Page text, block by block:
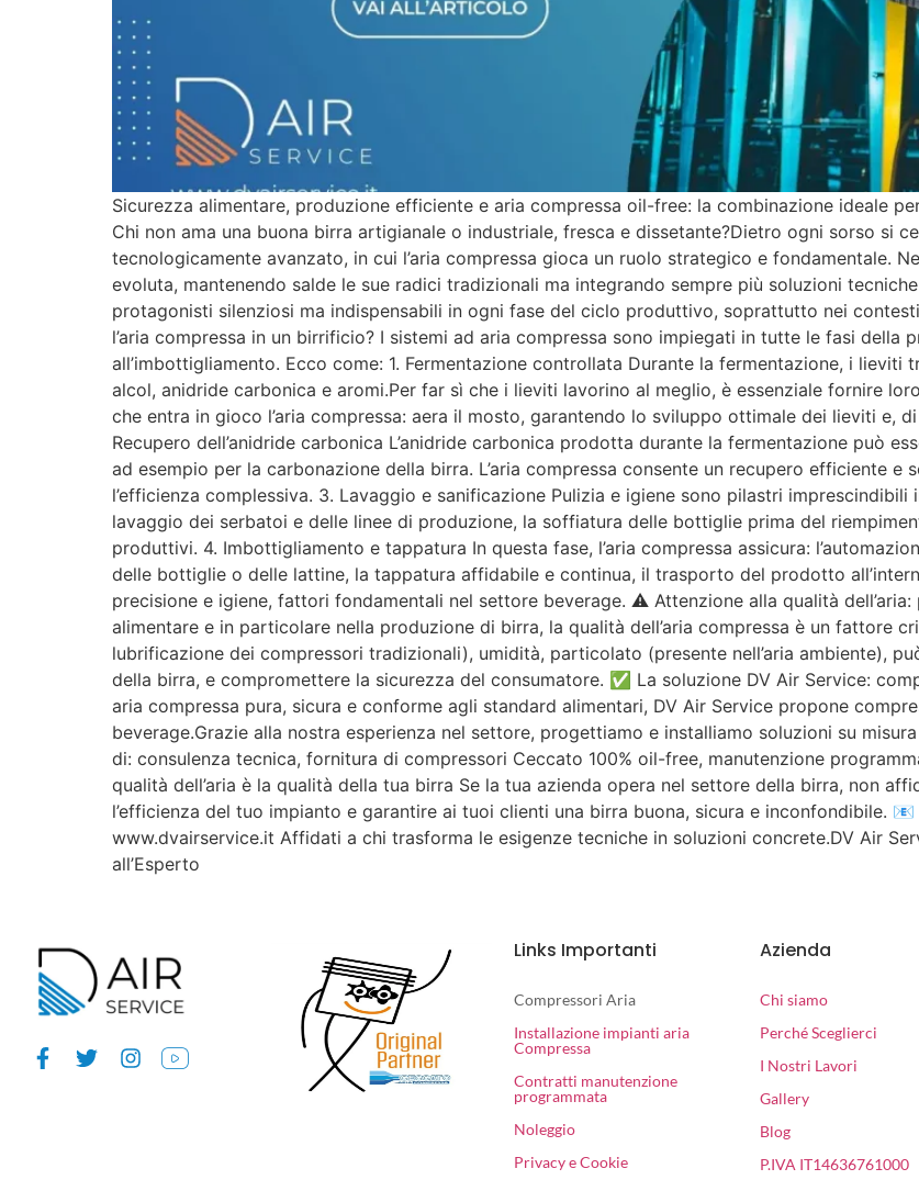
Sicurezza alimentare, produzione efficiente e aria compressa oil-free: la combinazione ideale
Chi non ama una buona birra artigianale o industriale, fresca e dissetante?Dietro ogni sorso si
tecnologicamente avanzato, in cui l’aria compressa gioca un ruolo strategico e fondamentale.
evoluta, mantenendo salde le sue radici tradizionali ma integrando sempre più soluzioni tecniche
protagonisti silenziosi ma indispensabili in ogni fase del ciclo produttivo, soprattutto nei
l’aria compressa in un birrificio? I sistemi ad aria compressa sono impiegati in tutte le fasi della
all’imbottigliamento. Ecco come: 1. Fermentazione controllata Durante la fermentazione, i
alcol, anidride carbonica e aromi.Per far sì che i lieviti lavorino al meglio, è essenziale fornire
che entra in gioco l’aria compressa: aera il mosto, garantendo lo sviluppo ottimale dei lieviti e,
Recupero dell’anidride carbonica L’anidride carbonica prodotta durante la fermentazione può
ad esempio per la carbonazione della birra. L’aria compressa consente un recupero efficiente
l’efficienza complessiva. 3. Lavaggio e sanificazione Pulizia e igiene sono pilastri
lavaggio dei serbatoi e delle linee di produzione, la soffiatura delle bottiglie prima del
produttivi. 4. Imbottigliamento e tappatura In questa fase, l’aria compressa assicura:
delle bottiglie o delle lattine, la tappatura affidabile e continua, il trasporto del prodotto
precisione e igiene, fattori fondamentali nel settore beverage. ⚠️ Attenzione alla qualità
alimentare e in particolare nella produzione di birra, la qualità dell’aria compressa è un fattore
lubrificazione dei compressori tradizionali), umidità, particolato (presente nell’aria ambiente),
della birra, e compromettere la sicurezza del consumatore. ✅ La soluzione DV Air Service:
aria compressa pura, sicura e conforme agli standard alimentari, DV Air Service propone
beverage.Grazie alla nostra esperienza nel settore, progettiamo e installiamo soluzioni su
di: consulenza tecnica, fornitura di compressori Ceccato 100% oil-free, manutenzione
qualità dell’aria è la qualità della tua birra Se la tua azienda opera nel settore della birra, non
l’efficienza del tuo impianto e garantire ai tuoi clienti una birra buona, sicura e inconfondibile.
www.dvairservice.it Affidati a chi trasforma le esigenze tecniche in soluzioni concrete.DV Air
all’Esperto
Links Importanti
Compressori Aria
Installazione impianti aria
Compressa
Contratti manutenzione
programmata
Noleggio
Privacy e Cookie
Azienda
Chi siamo
Perché Sceglierci
I Nostri Lavori
Gallery
Blog
P.IVA IT14636761000